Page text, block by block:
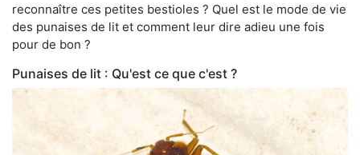
reconnaître ces petites bestioles ? Quel est le mode de vie
des punaises de lit et comment leur dire adieu une fois
pour de bon ?
Punaises de lit : Qu'est ce que c'est ?